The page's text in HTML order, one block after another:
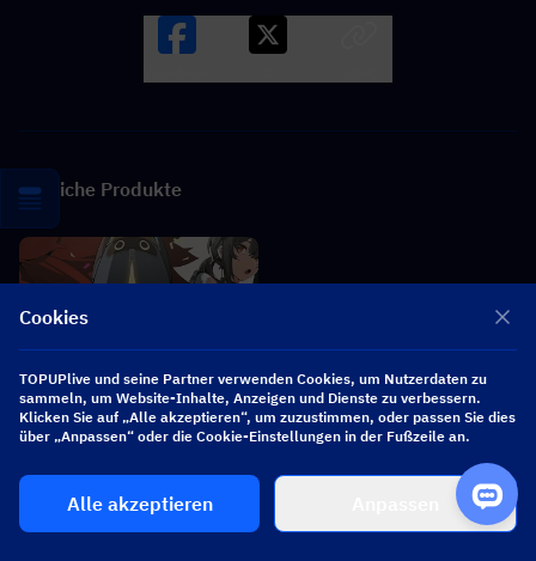
Ähnliche Produkte
Zenless Zone Zero
Cookies
TOPUPlive und seine Partner verwenden Cookies, um Nutzerdaten zu
sammeln, um Website-Inhalte, Anzeigen und Dienste zu verbessern.
Klicken Sie auf „Alle akzeptieren“, um zuzustimmen, oder passen Sie dies
über „Anpassen“ oder die Cookie-Einstellungen in der Fußzeile an.
Alle akzeptieren